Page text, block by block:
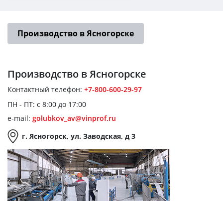
Производство в Ясногорске
Производство в Ясногорске
Контактный телефон: +7-800-600-29-97
ПН - ПТ: с 8:00 до 17:00
e-mail: golubkov_av@vinprof.ru
г. Ясногорск, ул. Заводская, д 3